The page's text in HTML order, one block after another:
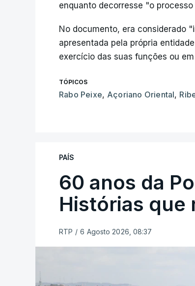
enquanto decorresse "o
No documento, era considerado
apresentada pela própria
exercício das suas funções ou
TÓPICOS
Rabo Peixe, Açoriano Oriental,
PAÍS
60 anos da
Histórias que
RTP / 6 Agosto 2026, 08:37